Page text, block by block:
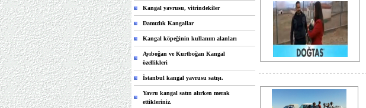
Kangal yavrusu, vitrindekiler
Damızlık Kangallar
Kangal köpeğinin kullanım alanları
Ayıboğan ve Kurtboğan Kangal
özellikleri
İstanbul kangal yavrusu satışı.
Yavru kangal satın alırken merak
ettikleriniz.